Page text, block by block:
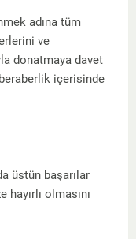
adına tüm
ve
donatmaya davet
içerisinde
üstün başarılar
olmasını